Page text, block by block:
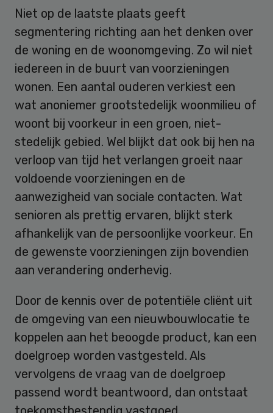
Niet op de laatste plaats geeft
segmentering richting aan het denken over
de woning en de woonomgeving. Zo wil niet
iedereen in de buurt van voorzieningen
wonen. Een aantal ouderen verkiest een
wat anoniemer grootstedelijk woonmilieu of
woont bij voorkeur in een groen, niet-
stedelijk gebied. Wel blijkt dat ook bij hen na
verloop van tijd het verlangen groeit naar
voldoende voorzieningen en de
aanwezigheid van sociale contacten. Wat
senioren als prettig ervaren, blijkt sterk
afhankelijk van de persoonlijke voorkeur. En
de gewenste voorzieningen zijn bovendien
aan verandering onderhevig.
Door de kennis over de potentiële cliënt uit
de omgeving van een nieuwbouwlocatie te
koppelen aan het beoogde product, kan een
doelgroep worden vastgesteld. Als
vervolgens de vraag van de doelgroep
passend wordt beantwoord, dan ontstaat